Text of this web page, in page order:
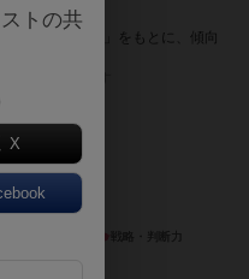
すすめ
レイ感の評価」をもとに、傾向
します。
トの共
X